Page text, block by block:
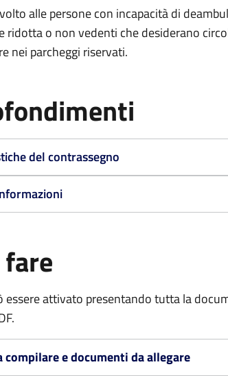
alle persone con incapacità di
ridotta o non vedenti che desiderano
nei parcheggi riservati.
del contrassegno
essere attivato presentando tutta la
compilare e documenti da allegare